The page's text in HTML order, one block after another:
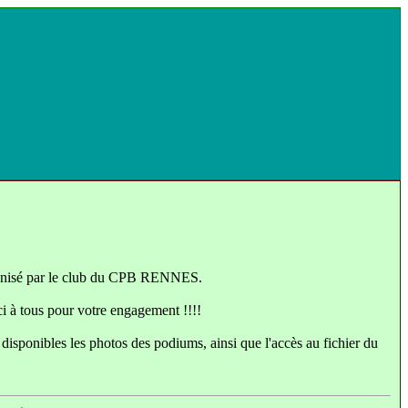
par le club du CPB RENNES.
à tous pour votre engagement !!!!
les photos des podiums, ainsi que l'accès au fichier du